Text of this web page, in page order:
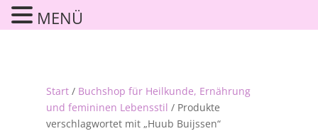
Start/ Buchshop für Heilkunde, Ernährung
und femininen Lebensstil / Produkte
verschlagwortet mit „Huub Buijssen“
MENÜ